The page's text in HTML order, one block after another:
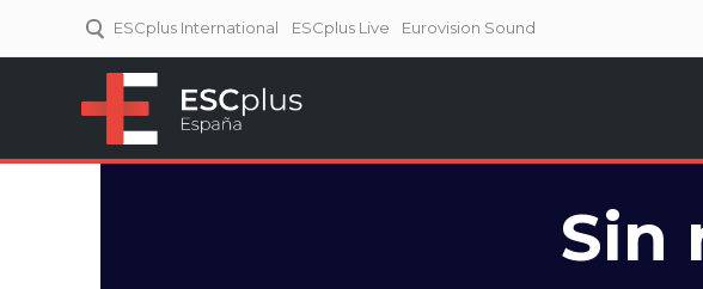
ESCplus International ESCplus Live Eurovision Sound
Sin